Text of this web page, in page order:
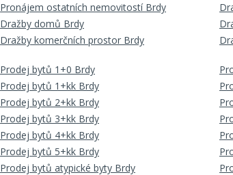
Pronájem ostatních nemovitostí Brdy
Dražby domů Brdy
Dražby komerčních prostor Brdy
Prodej bytů 1+0 Brdy
Prodej bytů 1+kk Brdy
Prodej bytů 2+kk Brdy
Prodej bytů 3+kk Brdy
Prodej bytů 4+kk Brdy
Prodej bytů 5+kk Brdy
Prodej bytů atypické byty Brdy